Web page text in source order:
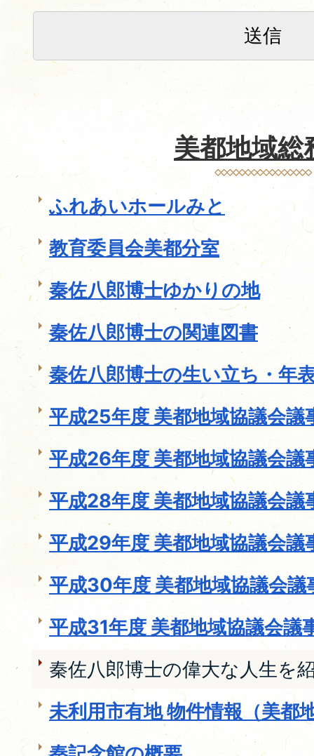
美都地域総
ふれあいホールみと
教育委員会美都分室
秦佐八郎博士ゆかりの地
秦佐八郎博士の関連図書
秦佐八郎博士の生い立ち・年
平成25年度 美都地域協議会議
平成26年度 美都地域協議会議
平成28年度 美都地域協議会議
平成29年度 美都地域協議会議
平成30年度 美都地域協議会議
平成31年度 美都地域協議会議
秦佐八郎博士の偉大な人生を
未利用市有地 物件情報（美都